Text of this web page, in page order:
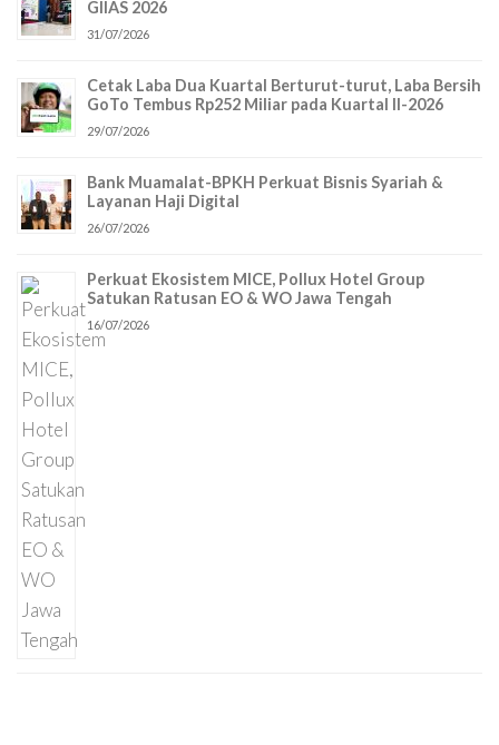
GIIAS 2026
31/07/2026
Cetak Laba Dua Kuartal Berturut-turut, Laba Bersih
GoTo Tembus Rp252 Miliar pada Kuartal II-2026
29/07/2026
Bank Muamalat-BPKH Perkuat Bisnis Syariah &
Layanan Haji Digital
26/07/2026
Perkuat Ekosistem MICE, Pollux Hotel Group
Satukan Ratusan EO & WO Jawa Tengah
16/07/2026